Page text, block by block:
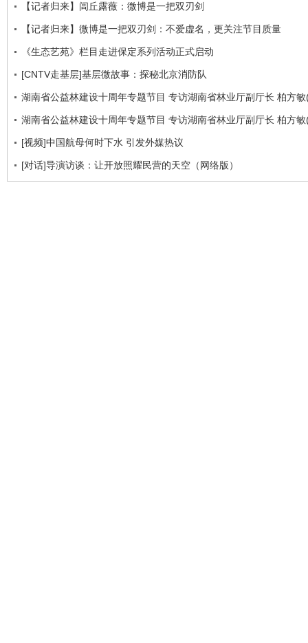
【记者归来】闾丘露薇：微博是一把双刃剑
【记者归来】微博是一把双刃剑：不爱虚名，更关注节目质量
《生态艺苑》栏目走进保定系列活动正式启动
[CNTV走基层]基层微故事：探秘北京消防队
湖南省公益林建设十周年专题节目 专访湖南省林业厅副厅长 柏方
湖南省公益林建设十周年专题节目 专访湖南省林业厅副厅长 柏方
[视频]中国航母何时下水 引发外媒热议
[对话]导演访谈：让开放照耀民营的天空（网络版）